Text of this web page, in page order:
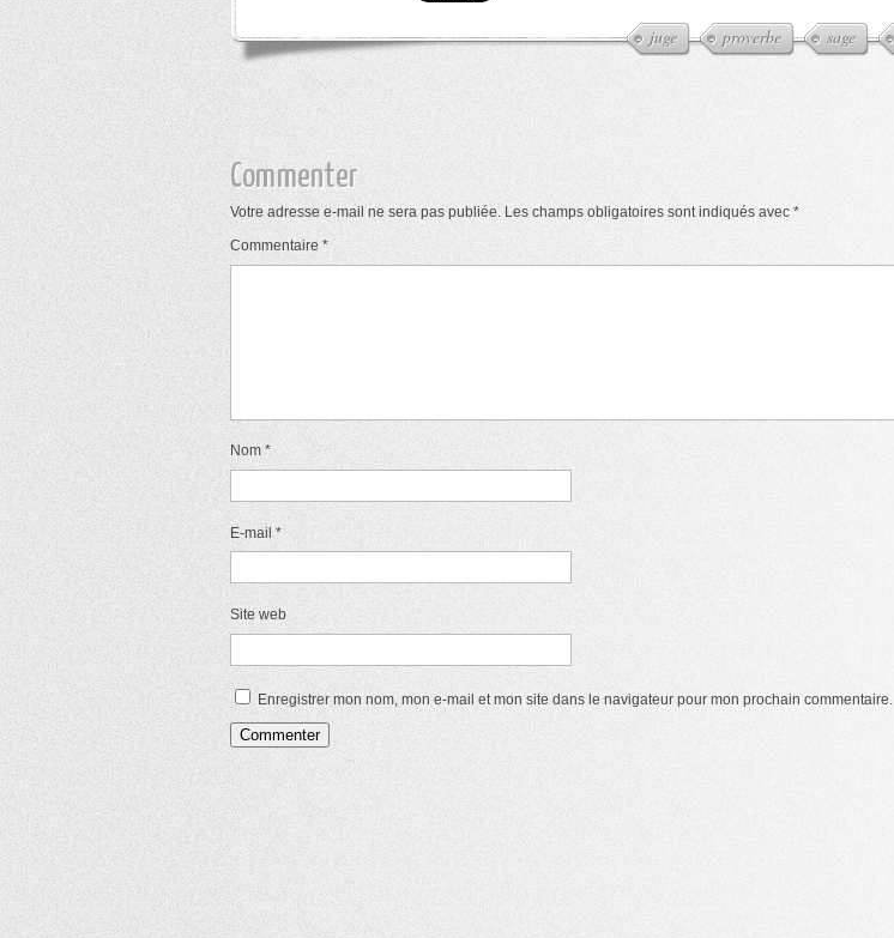
juge proverbe sage
Commenter
Votre adresse e-mail ne sera pas publiée. Les champs obligatoires sont indiqués avec *
Commentaire *
Nom *
E-mail *
Site web
Enregistrer mon nom, mon e-mail et mon site dans le navigateur pour mon prochain commentaire.